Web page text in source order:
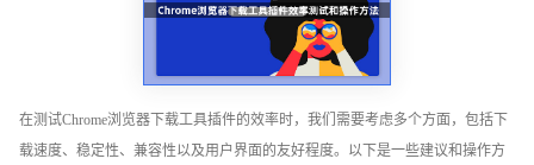
在测试Chrome浏览器下载工具插件的效率时，我们需要考虑多个方面，包括下
载速度、稳定性、兼容性以及用户界面的友好程度。以下是一些建议和操作方